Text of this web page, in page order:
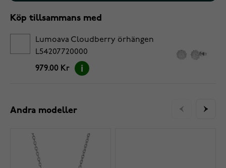
Köp tillsammans med
Lumoava Cloudberry örhängen
L54207720000
979.00 Kr
Andra modeller